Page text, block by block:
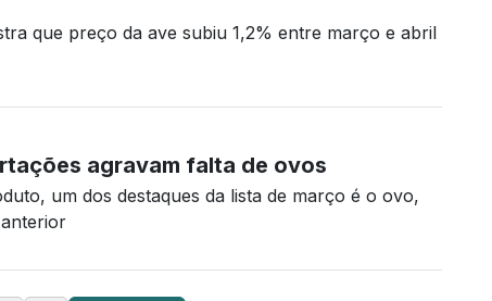
que preço da ave subiu 1,2% entre março e abril
agravam falta de ovos
um dos destaques da lista de março é o ovo,